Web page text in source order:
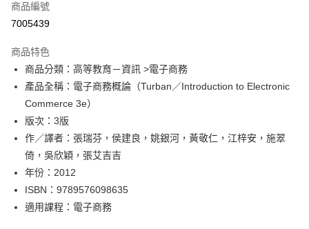
超商取貨付款
Google Pay
ATM付款
運送方式
每筆NT$60
付款後全家取貨
每筆NT$60
商品編號
7005439
商品特色
商品分類：高等教育－資訊 >電子商務
產品全稱：電子商務概論（Turban／Introduction to Electronic
Commerce 3e）
版次：3版
作／譯者：張瑞芬，侯建良，姚銀河，黃敬仁，江梓安，施翠
倚，吳欣穎，張艾吉吉
年份：2012
ISBN：9789576098635
適用課程：電子商務